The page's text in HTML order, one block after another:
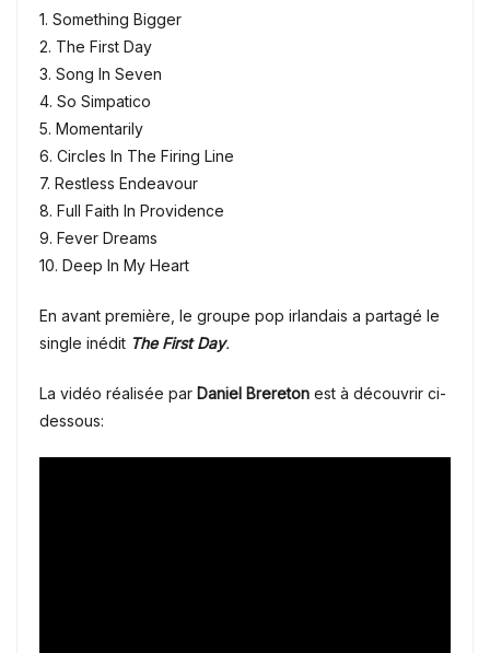
1. Something Bigger
2. The First Day
3. Song In Seven
4. So Simpatico
5. Momentarily
6. Circles In The Firing Line
7. Restless Endeavour
8. Full Faith In Providence
9. Fever Dreams
10. Deep In My Heart
En avant première, le groupe pop irlandais a partagé le
single inédit The First Day.
La vidéo réalisée par Daniel Brereton est à découvrir ci-
dessous: